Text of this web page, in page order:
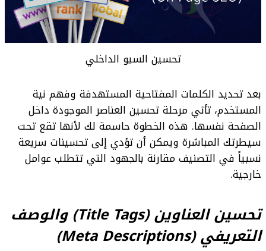
تحسين السيو الداخلي
بعد تحديد الكلمات المفتاحية المستهدفة وفهم نية
المستخدم، تأتي مرحلة تحسين العناصر الموجودة داخل
الصفحة نفسها. هذه الخطوة حاسمة لك لأنها تقع تحت
سيطرتك المباشرة ويمكن أن تؤدي إلى تحسينات سريعة
نسبياً في التصنيف مقارنة بالجهود التي تتطلب عوامل
خارجية.
تحسين العناوين (Title Tags) والوصف
التعريفي (Meta Descriptions)